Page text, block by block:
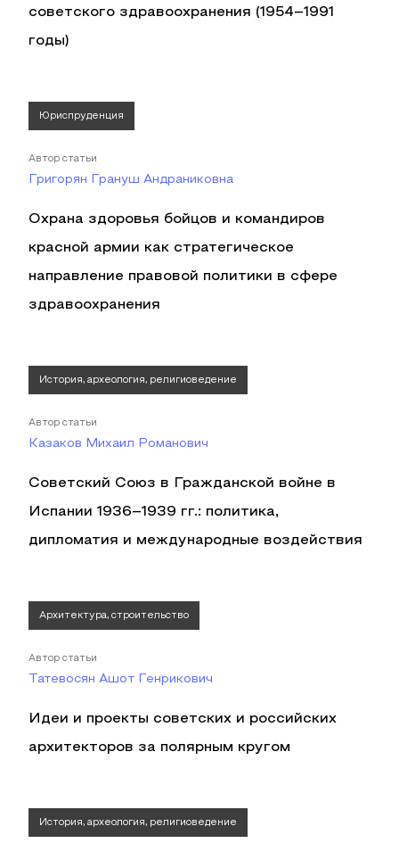
советского здравоохранения (1954–1991
годы)
Юриспруденция
Автор статьи
Григорян Грануш Андраниковна
Охрана здоровья бойцов и командиров
красной армии как стратегическое
направление правовой политики в сфере
здравоохранения
История, археология, религиоведение
Автор статьи
Казаков Михаил Романович
Советский Союз в Гражданской войне в
Испании 1936–1939 гг.: политика,
дипломатия и международные воздействия
Архитектура, строительство
Автор статьи
Татевосян Ашот Генрикович
Идеи и проекты советских и российских
архитекторов за полярным кругом
История, археология, религиоведение